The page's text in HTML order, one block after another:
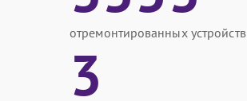
отремонтированных устройств
3